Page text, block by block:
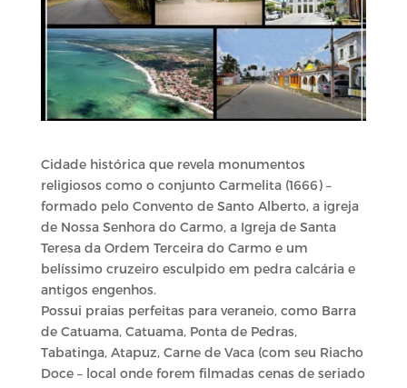
Cidade histórica que revela monumentos
religiosos como o conjunto Carmelita (1666) –
formado pelo Convento de Santo Alberto, a igreja
de Nossa Senhora do Carmo, a Igreja de Santa
Teresa da Ordem Terceira do Carmo e um
belíssimo cruzeiro esculpido em pedra calcária e
antigos engenhos.
Possui praias perfeitas para veraneio, como Barra
de Catuama, Catuama, Ponta de Pedras,
Tabatinga, Atapuz, Carne de Vaca (com seu Riacho
Doce – local onde forem filmadas cenas de seriado